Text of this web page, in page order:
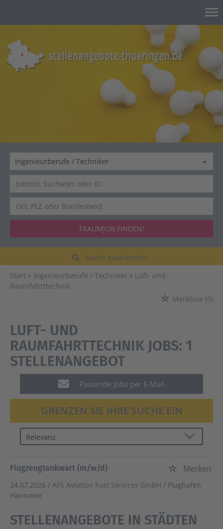
TRAUMJOB FINDEN!
Suche ausblenden
Start
Ingenieurberufe / Techniker
Luft- und
Raumfahrttechnik
Merkliste (0)
LUFT- UND
RAUMFAHRTTECHNIK JOBS: 1
STELLENANGEBOT
Passende Jobs per E-Mail
GRENZEN SIE IHRE SUCHE EIN
Flugzeugtankwart (m/w/d) Merken
24.07.2026 / AFS Aviation Fuel Services GmbH / Flughafen
Hannover
STELLENANGEBOTE IN STÄDTEN